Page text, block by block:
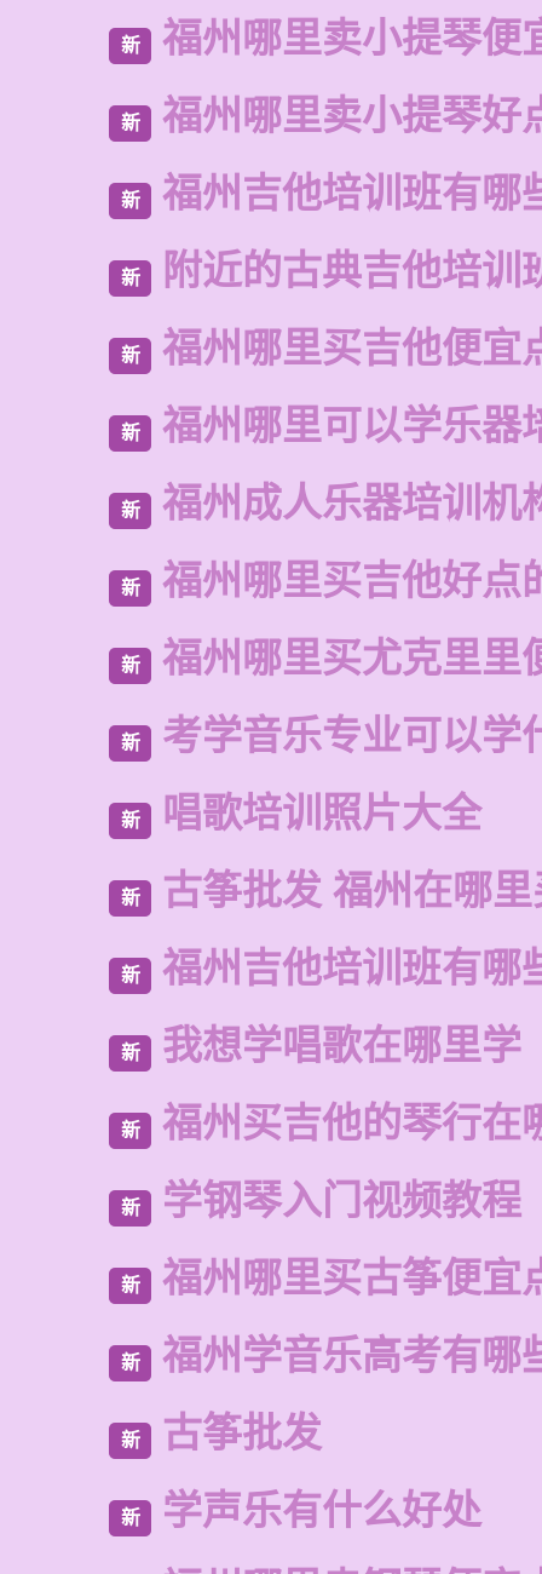
新 福州哪里卖小提琴便
新 福州哪里卖小提琴好
新 福州吉他培训班有哪
新 附近的古典吉他培训
新 福州哪里买吉他便宜
新 福州哪里可以学乐器
新 福州成人乐器培训机
新 福州哪里买吉他好点
新 福州哪里买尤克里里
新 考学音乐专业可以学
新 唱歌培训照片大全
新 古筝批发 福州在哪
新 福州吉他培训班有哪
新 我想学唱歌在哪里学
新 福州买吉他的琴行在
新 学钢琴入门视频教程
新 福州哪里买古筝便宜
新 福州学音乐高考有哪
新 古筝批发
新
学声乐有什么好处